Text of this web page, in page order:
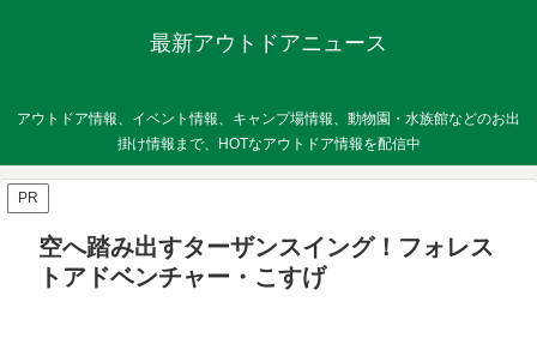
最新アウトドアニュース
アウトドア情報、イベント情報、キャンプ場情報、動物園・水族館などのお出
掛け情報まで、HOTなアウトドア情報を配信中
PR
空へ踏み出すターザンスイング！フォレス
トアドベンチャー・こすげ